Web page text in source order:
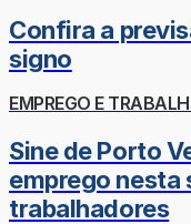
Confira a
signo
EMPREGO E
Sine de Porto
emprego
trabalhadores